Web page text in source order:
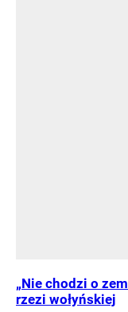
„Nie chodzi o
rzezi wołyńskiej